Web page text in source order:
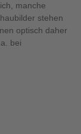
manche
stehen
optisch daher
bei